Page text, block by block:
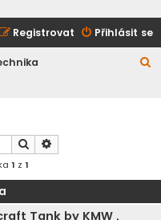
Přihlásit se
Registrovat
Hledat
1 z 1
Tank by KMW ,